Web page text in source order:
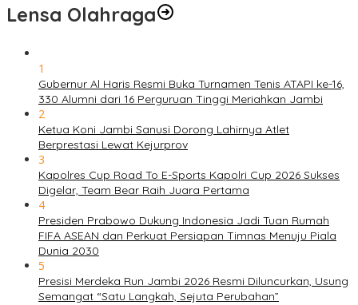
Lensa Olahraga
1
Gubernur Al Haris Resmi Buka Turnamen Tenis ATAPI ke-16,
330 Alumni dari 16 Perguruan Tinggi Meriahkan Jambi
2
Ketua Koni Jambi Sanusi Dorong Lahirnya Atlet
Berprestasi Lewat Kejurprov
3
Kapolres Cup Road To E-Sports Kapolri Cup 2026 Sukses
Digelar, Team Bear Raih Juara Pertama
4
Presiden Prabowo Dukung Indonesia Jadi Tuan Rumah
FIFA ASEAN dan Perkuat Persiapan Timnas Menuju Piala
Dunia 2030
5
Presisi Merdeka Run Jambi 2026 Resmi Diluncurkan, Usung
Semangat “Satu Langkah, Sejuta Perubahan”